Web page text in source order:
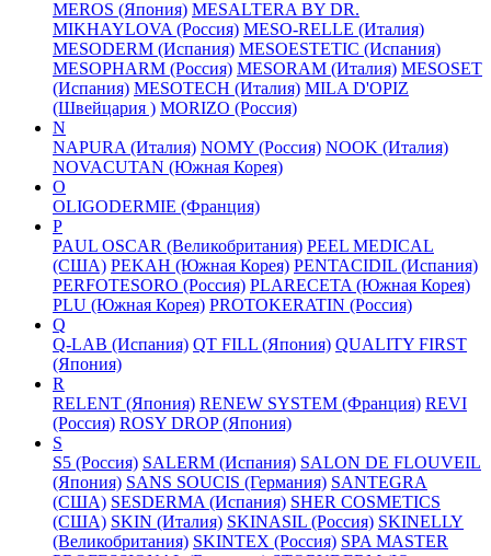
MEROS (Япония) MESALTERA BY DR.
MIKHAYLOVA (Россия) MESO-RELLE (Италия)
MESODERM (Испания) MESOESTETIC (Испания)
MESOPHARM (Россия) MESORAM (Италия) MESOSET
(Испания) MESOTECH (Италия) MILA D'OPIZ
(Швейцария ) MORIZO (Россия)
N
NAPURA (Италия) NOMY (Россия) NOOK (Италия)
NOVACUTAN (Южная Корея)
O
OLIGODERMIE (Франция)
P
PAUL OSCAR (Великобритания) PEEL MEDICAL
(США) PEKAH (Южная Корея) PENTACIDIL (Испания)
PERFOTESORO (Россия) PLARECETA (Южная Корея)
PLU (Южная Корея) PROTOKERATIN (Россия)
Q
Q-LAB (Испания) QT FILL (Япония) QUALITY FIRST
(Япония)
R
RELENT (Япония) RENEW SYSTEM (Франция) REVI
(Россия) ROSY DROP (Япония)
S
S5 (Россия) SALERM (Испания) SALON DE FLOUVEIL
(Япония) SANS SOUCIS (Германия) SANTEGRA
(США) SESDERMA (Испания) SHER COSMETICS
(США) SKIN (Италия) SKINASIL (Россия) SKINELLY
(Великобритания) SKINTEX (Россия) SPA MASTER